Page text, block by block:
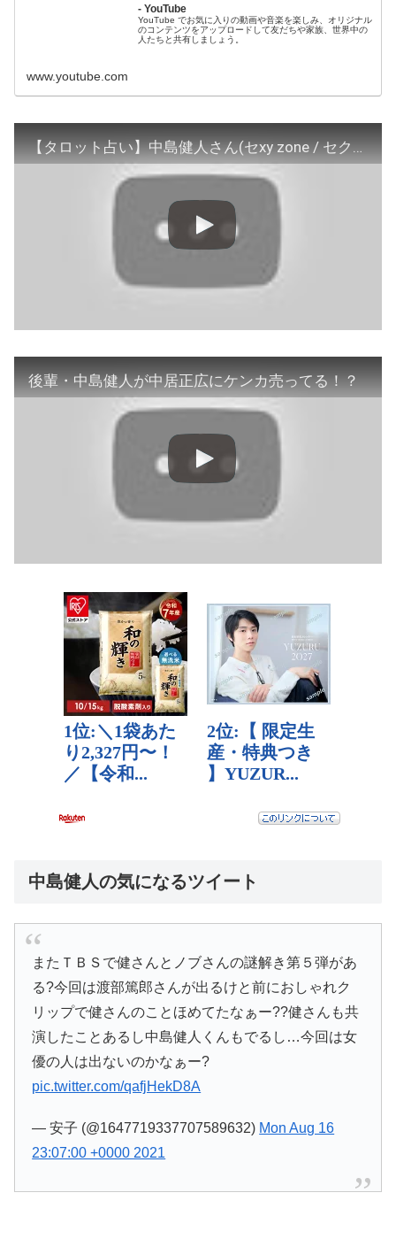
- YouTube
YouTube でお気に入りの動画や音楽を楽しみ、オリジナル
のコンテンツをアップロードして友だちや家族、世界中の
人たちと共有しましょう。
www.youtube.com
【タロット占い】中島健人さん(セxy zone / セクゾ /ケンティー)をイアンのタロットで占ってみたらドキドキの結果が出ました！（≧∇≦） #占い #タロット占い #ジャニーズ #中島健人
後輩・中島健人が中居正広にケンカ売ってる！？
中島健人の気になるツイート
またＴＢＳで健さんとノブさんの謎解き第５弾があ
る?今回は渡部篤郎さんが出るけと前におしゃれク
リップで健さんのことほめてたなぁー??健さんも共
演したことあるし中島健人くんもでるし…今回は女
優の人は出ないのかなぁー?
pic.twitter.com/qafjHekD8A
— 安子 (@1647719337707589632) Mon Aug 16
23:07:00 +0000 2021